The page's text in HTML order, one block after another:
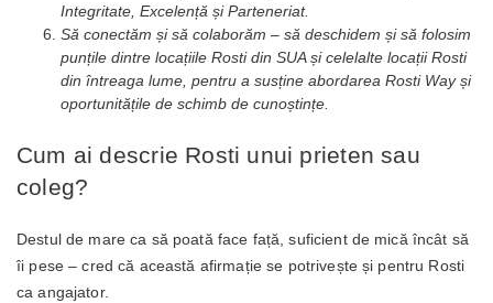
Integritate, Excelență și Parteneriat.
Să conectăm și să colaborăm – să deschidem și să folosim
punțile dintre locațiile Rosti din SUA și celelalte locații Rosti
din întreaga lume, pentru a susține abordarea Rosti Way și
oportunitățile de schimb de cunoștințe.
Cum ai descrie Rosti unui prieten sau
coleg?
Destul de mare ca să poată face față, suficient de mică încât să
îi pese – cred că această afirmație se potrivește și pentru Rosti
ca angajator.